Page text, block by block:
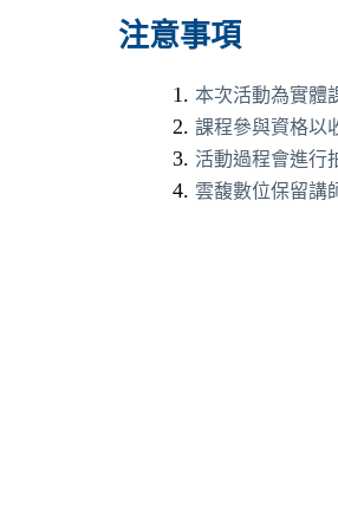
注意事項
本次活動為實體
課程參與資格以
活動過程會進行
雲馥數位保留講